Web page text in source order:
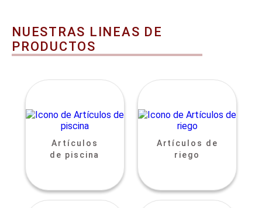
NUESTRAS LINEAS DE
PRODUCTOS
Artículos
de piscina
Artículos de
riego